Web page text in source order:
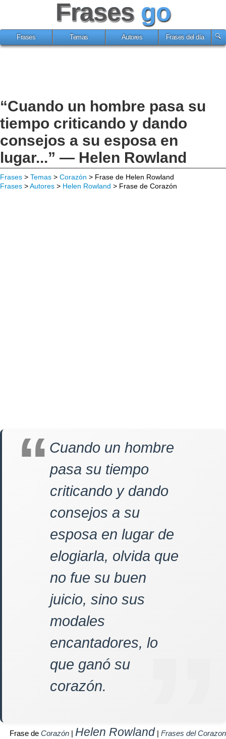
Frases go
Frases Temas Autores Frases del día
“Cuando un hombre pasa su
tiempo criticando y dando
consejos a su esposa en
lugar...” — Helen Rowland
Frases > Temas > Corazón > Frase de Helen Rowland
Frases >Autores > Helen Rowland > Frase de Corazón
Cuando un hombre
pasa su tiempo
criticando y dando
consejos a su
esposa en lugar de
elogiarla, olvida que
no fue su buen
juicio, sino sus
modales
encantadores, lo
que ganó su
corazón.
Frase de Corazón | Helen Rowland | Frases del Corazon